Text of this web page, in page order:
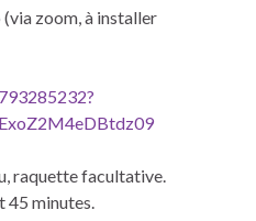
zoom, à installer
raquette facultative.
45 minutes.